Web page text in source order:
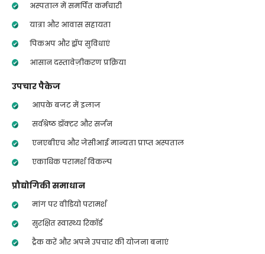
अस्पताल में समर्पित कर्मचारी
यात्रा और आवास सहायता
पिकअप और ड्रॉप सुविधाएं
आसान दस्तावेज़ीकरण प्रक्रिया
उपचार पैकेज
आपके बजट में इलाज
सर्वश्रेष्ठ डॉक्टर और सर्जन
एनएबीएच और जेसीआई मान्यता प्राप्त अस्पताल
एकाधिक परामर्श विकल्प
प्रौद्योगिकी समाधान
मांग पर वीडियो परामर्श
सुरक्षित स्वास्थ्य रिकॉर्ड
ट्रैक करें और अपने उपचार की योजना बनाएं